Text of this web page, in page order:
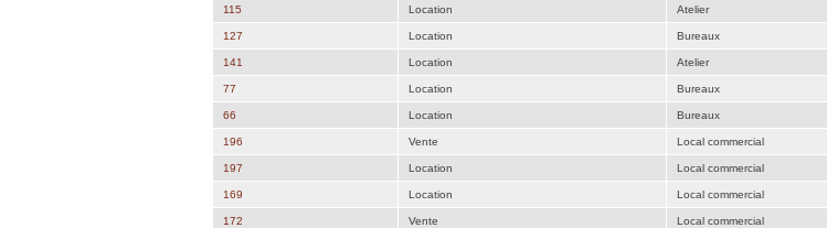
115 Location Atelier
127 Location Bureaux
141 Location Atelier
77 Location Bureaux
66 Location Bureaux
196 Vente Local commercial
197 Location Local commercial
169 Location Local commercial
172 Vente Local commercial